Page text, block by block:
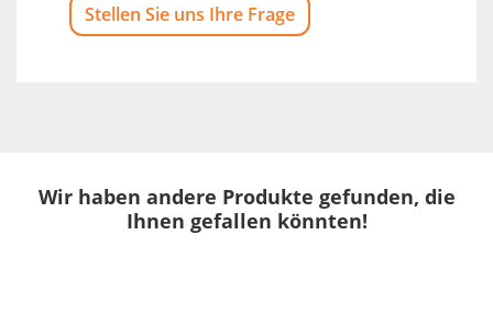
Stellen Sie uns Ihre Frage
Wir haben andere Produkte gefunden, die
Ihnen gefallen könnten!